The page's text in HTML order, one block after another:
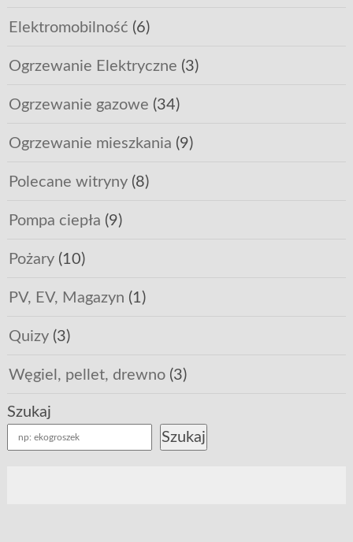
Elektromobilność (6)
Ogrzewanie Elektryczne (3)
Ogrzewanie gazowe (34)
Ogrzewanie mieszkania (9)
Polecane witryny(8)
Pompa ciepła (9)
Pożary(10)
PV, EV, Magazyn (1)
Quizy(3)
Węgiel, pellet, drewno(3)
Szukaj
Szukaj